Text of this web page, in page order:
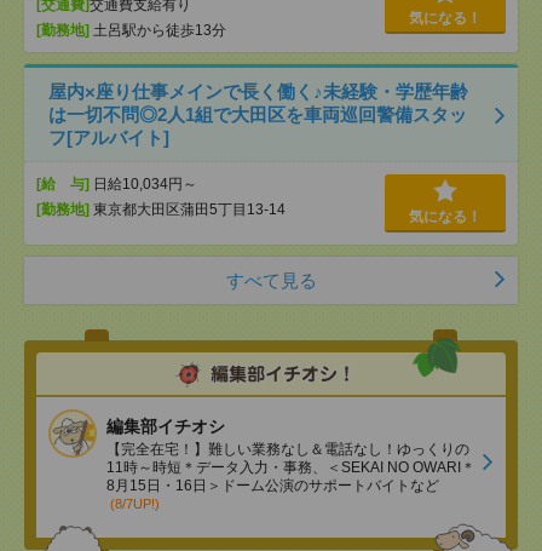
[交通費]交通費支給有り
[勤務地] 土呂駅から徒歩13分
気になる！
屋内×座り仕事メインで長く働く♪未経験・学歴年齢
は一切不問◎2人1組で大田区を車両巡回警備スタッ
フ[アルバイト]
[給 与] 日給10,034円～
[勤務地] 東京都大田区蒲田5丁目13-14 気になる！
すべて見る
編集部イチオシ
【完全在宅！】難しい業務なし＆電話なし！ゆっくりの
11時～時短＊データ入力・事務、＜SEKAI NO OWARI＊
8月15日・16日＞ドーム公演のサポートバイトなど
(8/7UP!)